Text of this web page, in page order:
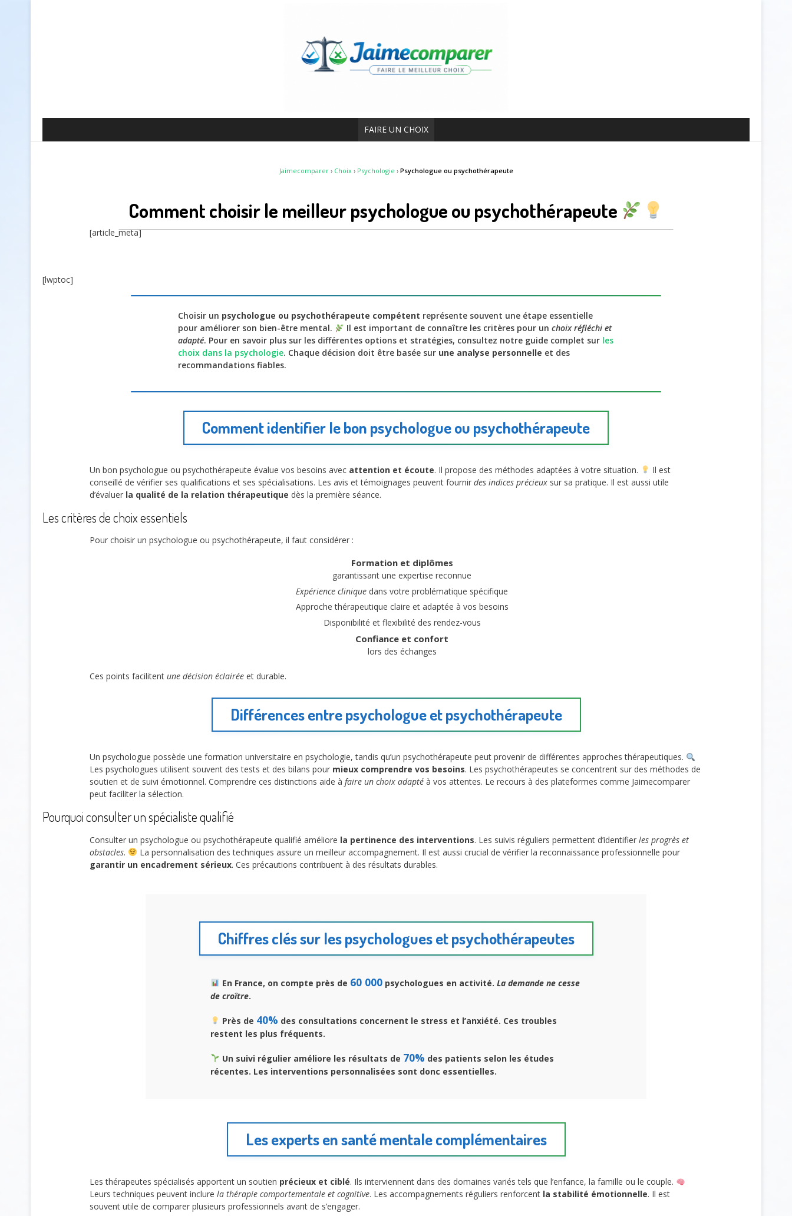
FAIRE UN CHOIX
Jaimecomparer› Choix› Psychologie › Psychologue ou psychothérapeute
Comment choisir le meilleur psychologue ou psychothérapeute
[article_meta]
[lwptoc]
Choisir un psychologue ou psychothérapeute compétent représente souvent une étape essentielle
pour améliorer son bien-être mental.
Il est important de connaître les critères pour un choix réfléchi et
adapté. Pour en savoir plus sur les différentes options et stratégies, consultez notre guide complet sur les
choix dans la psychologie. Chaque décision doit être basée sur une analyse personnelle et des
recommandations fiables.
Comment identifier le bon psychologue ou psychothérapeute
Un bon psychologue ou psychothérapeute évalue vos besoins avec attention et écoute. Il propose des méthodes adaptées à votre situation.
Il est
conseillé de vérifier ses qualifications et ses spécialisations. Les avis et témoignages peuvent fournir des indices précieux sur sa pratique. Il est aussi utile
d’évaluer la qualité de la relation thérapeutique dès la première séance.
Les critères de choix essentiels
Pour choisir un psychologue ou psychothérapeute, il faut considérer :
Formation et diplômes
garantissant une expertise reconnue
Expérience clinique dans votre problématique spécifique
Approche thérapeutique claire et adaptée à vos besoins
Disponibilité et flexibilité des rendez-vous
Confiance et confort
lors des échanges
Ces points facilitent une décision éclairée et durable.
Différences entre psychologue et psychothérapeute
Un psychologue possède une formation universitaire en psychologie, tandis qu’un psychothérapeute peut provenir de différentes approches thérapeutiques.
Les psychologues utilisent souvent des tests et des bilans pour mieux comprendre vos besoins. Les psychothérapeutes se concentrent sur des méthodes de
soutien et de suivi émotionnel. Comprendre ces distinctions aide à faire un choix adapté à vos attentes. Le recours à des plateformes comme Jaimecomparer
peut faciliter la sélection.
Pourquoi consulter un spécialiste qualifié
Consulter un psychologue ou psychothérapeute qualifié améliore la pertinence des interventions. Les suivis réguliers permettent d’identifier les progrès et
obstacles.
La personnalisation des techniques assure un meilleur accompagnement. Il est aussi crucial de vérifier la reconnaissance professionnelle pour
garantir un encadrement sérieux. Ces précautions contribuent à des résultats durables.
Chiffres clés sur les psychologues et psychothérapeutes
En France, on compte près de 60 000psychologues en activité. La demande ne cesse
de croître.
Près de 40% des consultations concernent le stress et l’anxiété. Ces troubles
restent les plus fréquents.
Un suivi régulier améliore les résultats de 70% des patients selon les études
récentes. Les interventions personnalisées sont donc essentielles.
Les experts en santé mentale complémentaires
Les thérapeutes spécialisés apportent un soutien précieux et ciblé. Ils interviennent dans des domaines variés tels que l’enfance, la famille ou le couple.
Leurs techniques peuvent inclure la thérapie comportementale et cognitive. Les accompagnements réguliers renforcent la stabilité émotionnelle. Il est
souvent utile de comparer plusieurs professionnels avant de s’engager.